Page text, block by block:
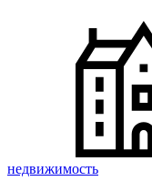
недвижимость